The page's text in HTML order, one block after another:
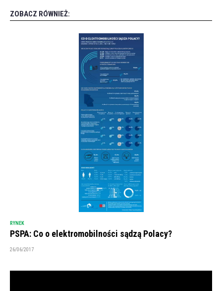
ZOBACZ RÓWNIEŻ:
RYNEK
PSPA: Co o elektromobilności sądzą Polacy?
26/06/2017